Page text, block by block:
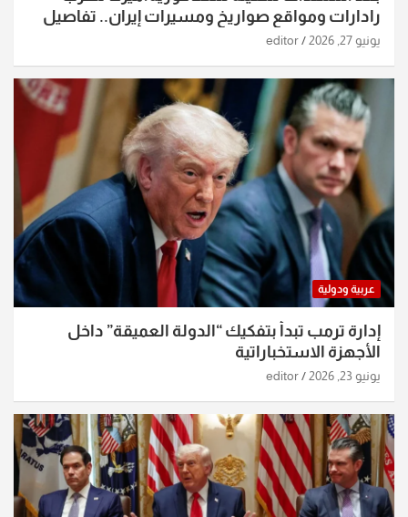
رادارات ومواقع صواريخ ومسيرات إيران.. تفاصيل
الساعات الماضية
يونيو 27, 2026 editor
عربية ودولية
إدارة ترمب تبدأ بتفكيك “الدولة العميقة” داخل
الأجهزة الاستخباراتية
يونيو 23, 2026 editor